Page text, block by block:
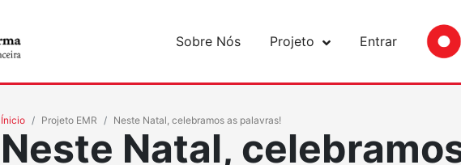
Sobre Nós Projeto Entrar
Ínicio Projeto EMR Neste Natal, celebramos as palavras!
Neste Natal,